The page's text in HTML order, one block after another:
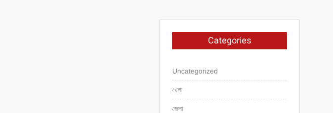
Categories
Uncategorized
খেলা
জেলা